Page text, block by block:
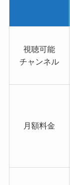
視聴可能
チャンネル
月額料金